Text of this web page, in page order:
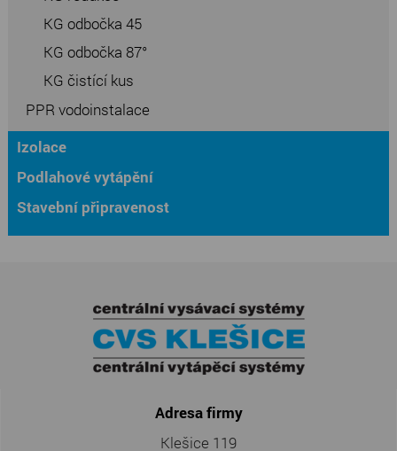
KG odbočka 45
KG odbočka 87°
KG čistící kus
PPR vodoinstalace
Izolace
Podlahové vytápění
Stavební připravenost
Adresa firmy
Klešice 119